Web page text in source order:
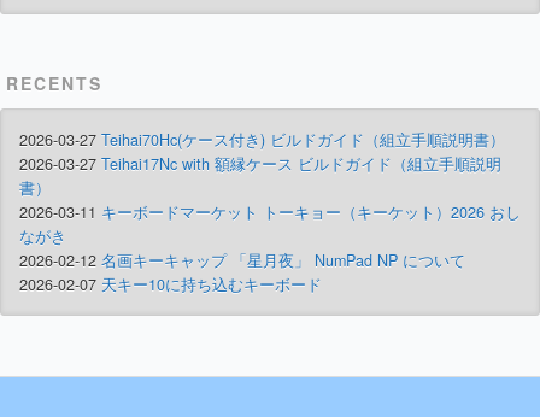
RECENTS
2026-03-27 Teihai70Hc(ケース付き) ビルドガイド（組立手順説明書）
2026-03-27 Teihai17Nc with 額縁ケース ビルドガイド（組立手順説明
書）
2026-03-11 キーボードマーケット トーキョー（キーケット）2026 おし
ながき
2026-02-12 名画キーキャップ 「星月夜」 NumPad NP について
2026-02-07 天キー10に持ち込むキーボード